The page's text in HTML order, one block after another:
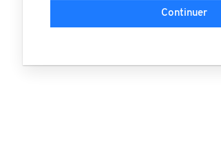
Continuer